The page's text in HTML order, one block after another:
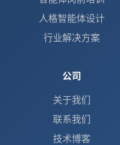
人格智能体设计
行业解决方案
公司
关于我们
联系我们
技术博客